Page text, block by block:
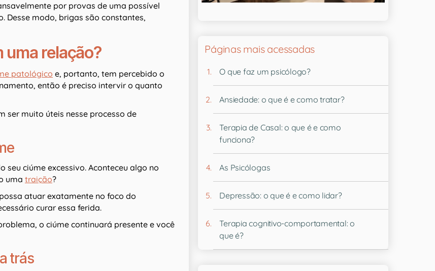
por provas de uma possível
Desse modo, brigas são constantes,
uma relação?
patológico e, portanto, tem percebido o
então é preciso intervir o quanto
ser muito úteis nesse processo de
ciúme excessivo. Aconteceu algo no
uma traição?
atuar exatamente no foco do
curar essa ferida.
o ciúme continuará presente e você
trás
Páginas mais acessadas
O que faz um psicólogo?
Ansiedade: o que é e como tratar?
Terapia de Casal: o que é e como
funciona?
As Psicólogas
Depressão: o que é e como lidar?
Terapia cognitivo-comportamental: o
que é?